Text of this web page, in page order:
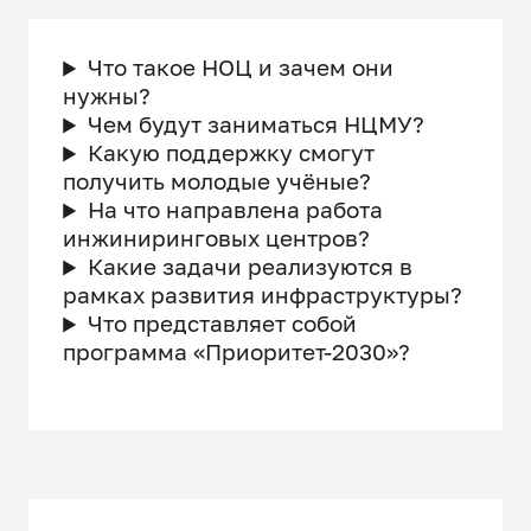
Что такое НОЦ и зачем они
нужны?
Чем будут заниматься НЦМУ?
Какую поддержку смогут
получить молодые учёные?
На что направлена работа
инжиниринговых центров?
Какие задачи реализуются в
рамках развития инфраструктуры?
Что представляет собой
программа «Приоритет-2030»?